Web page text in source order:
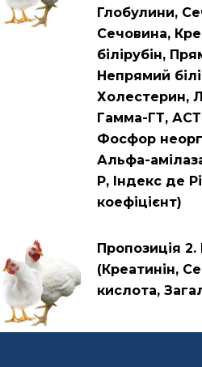
Глобулини,
Сечовина,
білірубін,
Непрямий
Холестерин,
Гамма-ГТ,
Фосфор
Альфа-
Р, Індекс де
коефіцієнт)
Пропозиція
(Креатинін,
кислота,